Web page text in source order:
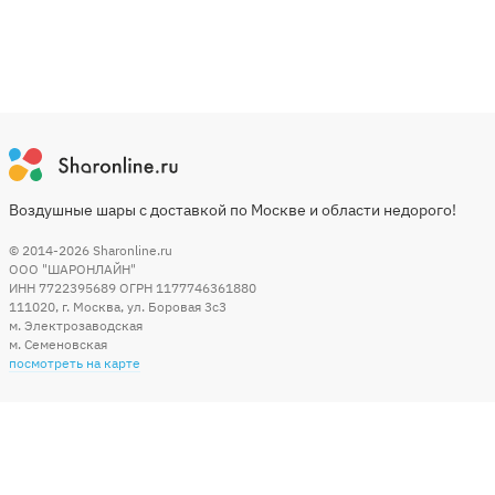
Воздушные шары с доставкой по Москве и области недорого!
© 2014-2026 Sharonline.ru
ООО "ШАРОНЛАЙН"
ИНН 7722395689 ОГРН 1177746361880
111020, г. Москва, ул. Боровая 3c3
м. Электрозаводская
м. Семеновская
посмотреть на карте